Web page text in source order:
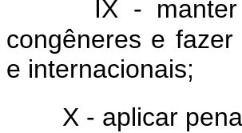
IX -
congêneres e
e internacionais;
X - aplicar